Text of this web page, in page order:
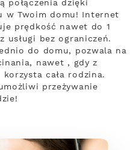
połączenia dzięki
w Twoim domu! Internet
prędkość nawet do 1
usługi bez ograniczeń.
do domu, pozwala na
nawet , gdy z
cała rodzina.
przeżywanie